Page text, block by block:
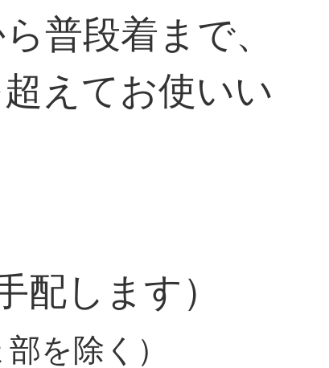
普段着まで、
えてお使いい
配します）
を除く）